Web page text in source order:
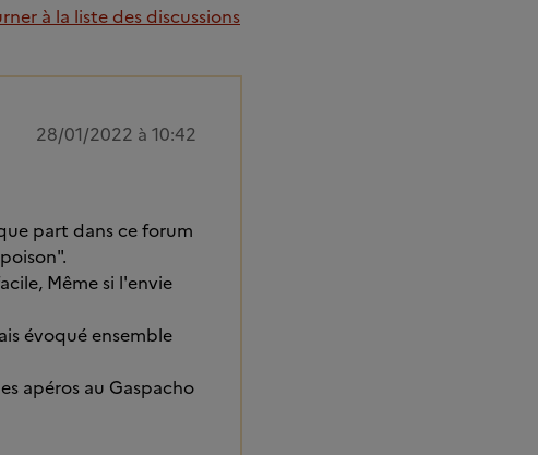
à la liste des discussions
28/01/2022 à 10:42
part dans ce forum
Même si l'envie
évoqué ensemble
apéros au Gaspacho